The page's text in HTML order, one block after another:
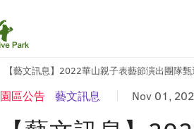
【藝文訊息】2022華山親子表藝節演出團隊
園區公告 藝文訊息 Nov 01,